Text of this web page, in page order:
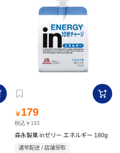
￥ 179
税込￥193
森永製菓 inゼリー エネルギー 180g
通常配送 / 店舗受取